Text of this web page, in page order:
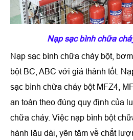
Nạp sạc bình chữa
Nạp sạc bình chữa cháy bột,
bột BC, ABC với giá thành tốt.
sạc bình chữa cháy bột MFZ4
an toàn theo đúng quy định của
chữa cháy. Việc nạp bình bột
hành lâu dài, yên tâm về chất